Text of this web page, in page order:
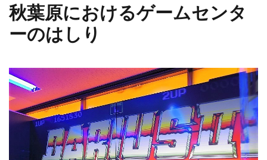
秋葉原におけるゲームセンタ
ーのはしり